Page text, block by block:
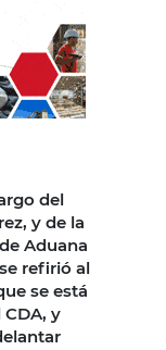
del
y de la
Aduana
refirió al
se está
y